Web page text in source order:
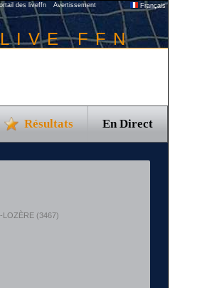
des liveffn Avertissement Français
LIVE FFN
Résultats En Direct
LOZÈRE (3467)